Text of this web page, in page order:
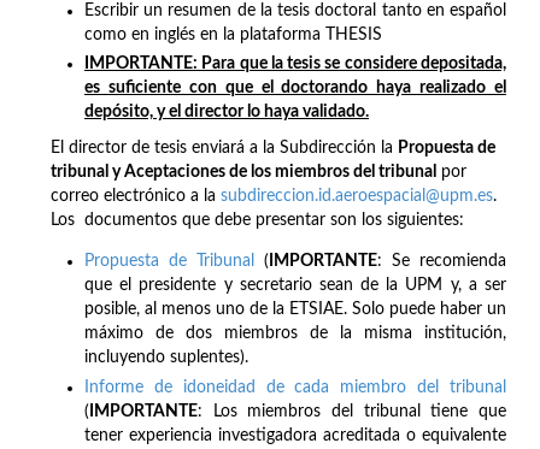
Escribir un resumen de la tesis doctoral tanto en español
como en inglés en la plataforma THESIS
IMPORTANTE: Para que la tesis se considere depositada,
es suficiente con que el doctorando haya realizado el
depósito, y el director lo haya validado.
El director de tesis enviará a la Subdirección la Propuesta de
tribunal y Aceptaciones de los miembros del tribunal por
correo electrónico a la subdireccion.id.aeroespacial@upm.es.
Los documentos que debe presentar son los siguientes:
Propuesta de Tribunal ( IMPORTANTE: Se recomienda
que el presidente y secretario sean de la UPM y, a ser
posible, al menos uno de la ETSIAE. Solo puede haber un
máximo de dos miembros de la misma institución,
incluyendo suplentes).
Informe de idoneidad de cada miembro del tribunal
( IMPORTANTE: Los miembros del tribunal tiene que
tener experiencia investigadora acreditada o equivalente